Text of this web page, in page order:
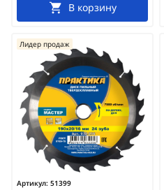
В корзину
Артикул: 51399
Лидер продаж